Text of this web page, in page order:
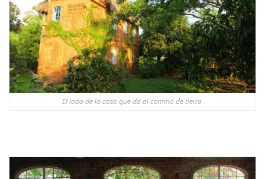
El lado de la casa que da al camino de tierra.